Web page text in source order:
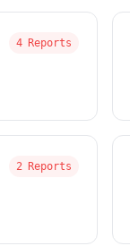
4 Reports
2 Reports